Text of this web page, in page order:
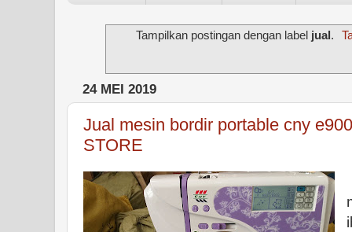
Tampilkan postingan dengan label jual .
24 MEI 2019
Jual mesin bordir portable cny
STORE